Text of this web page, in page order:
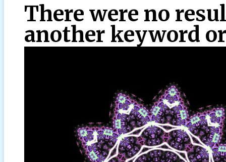
There were no
another keyword